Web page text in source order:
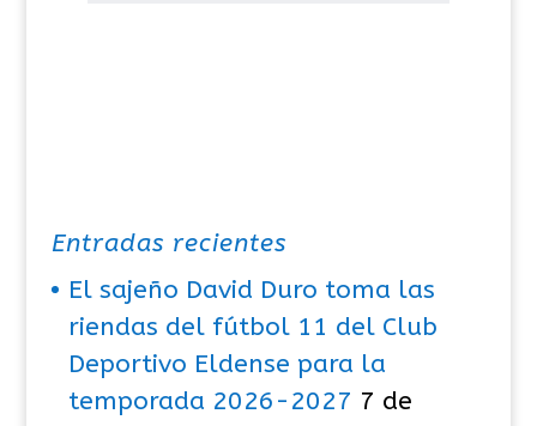
Entradas recientes
El sajeño David Duro toma las
riendas del fútbol 11 del Club
Deportivo Eldense para la
temporada 2026-2027 7 de